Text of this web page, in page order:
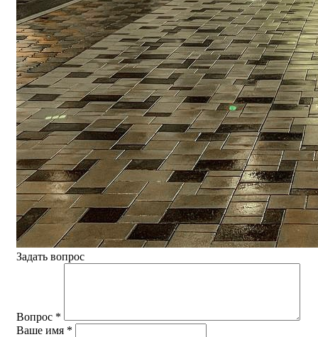
Задать вопрос
Вопрос *
Ваше имя *